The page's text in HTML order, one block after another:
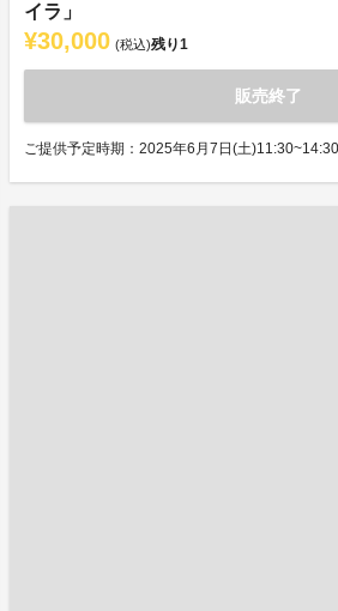
イラ」
¥30,000 (税込)残り1
販売終了
ご提供予定時期：2025年6月7日(土)11:30~14:30